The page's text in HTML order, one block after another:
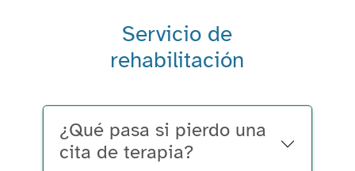
Servicio de
rehabilitación
¿Qué pasa si pierdo una
cita de terapia?